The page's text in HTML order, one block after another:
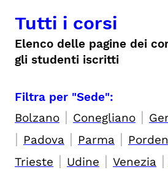
Tutti i corsi
Elenco delle pagine dei
gli studenti iscritti
Filtra per "Sede":
Bolzano | Conegliano |
| Padova | Parma |
Trieste | Udine | Venezia |